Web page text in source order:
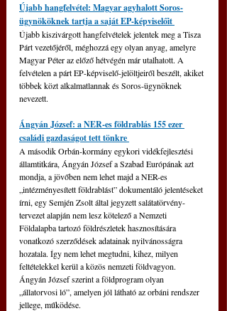
Újabb hangfelvétel: Magyar agyhalott Soros-
ügynököknek tartja a saját EP-képviselőit
Újabb kiszivárgott hangfelvételek jelentek meg a Tisza
Párt vezetőjéről, méghozzá egy olyan anyag, amelyre
Magyar Péter az előző hétvégén már utalhatott. A
felvételen a párt EP-képviselő-jelöltjeiről beszélt, akiket
többek közt alkalmatlannak és Soros-ügynöknek
nevezett.
Ángyán József: a NER-es földrablás 155 ezer
családi gazdaságot tett tönkre
A második Orbán-kormány egykori vidékfejlesztési
államtitkára, Ángyán József a Szabad Európának azt
mondja, a jövőben nem lehet majd a NER-es
„intézményesített földrablást” dokumentáló jelentéseket
írni, egy Semjén Zsolt által jegyzett salátatörvény-
tervezet alapján nem lesz kötelező a Nemzeti
Földalapba tartozó földrészletek hasznosítására
vonatkozó szerződések adatainak nyilvánosságra
hozatala. Így nem lehet megtudni, kihez, milyen
feltételekkel kerül a közös nemzeti földvagyon.
Ángyán József szerint a földprogram olyan
„állatorvosi ló”, amelyen jól látható az orbáni rendszer
jellege, működése.